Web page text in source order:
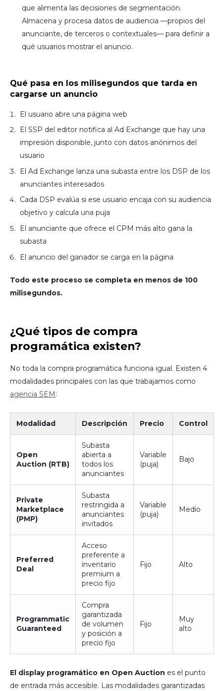
que alimenta las decisiones de segmentación.
Almacena y procesa datos de audiencia —propios del
anunciante, de terceros o contextuales— para definir a
qué usuarios mostrar el anuncio.
Qué pasa en los milisegundos que tarda en
cargarse un anuncio
El usuario abre una página web
El SSP del editor notifica al Ad Exchange que hay una
impresión disponible, junto con datos anónimos del
usuario
El Ad Exchange lanza una subasta entre los DSP de los
anunciantes interesados
Cada DSP evalúa si ese usuario encaja con su audiencia
objetivo y calcula una puja
El anunciante que ofrece el CPM más alto gana la
subasta
El anuncio del ganador se carga en la página
Todo este proceso se completa en menos de 100
milisegundos.
¿Qué tipos de compra
programática existen?
No toda la compra programática funciona igual. Existen 4
modalidades principales con las que trabajamos como
agencia SEM:
Modalidad Descripción Precio Control
Open
Auction (RTB)
Subasta
abierta a
todos los
anunciantes
Variable
(puja)
Bajo
Private
Marketplace
(PMP)
Subasta
restringida a
anunciantes
invitados
Variable
(puja)
Medio
Preferred
Deal
Acceso
preferente a
inventario
premium a
precio fijo
Fijo Alto
Programmatic
Guaranteed
Compra
garantizada
de volumen
y posición a
precio fijo
Fijo
Muy
alto
El display programático en Open Auction es el punto
de entrada más accesible. Las modalidades garantizadas